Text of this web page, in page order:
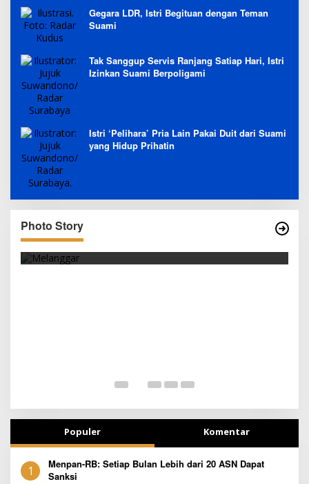
Gegara LDR, Istri Begituan dengan Teman
Suami
Tak Sanggup Servis Ranjang Satiap Hari, Istri
Izinkan Suami Berpoligami
Istri ‘Pelihara’ Pria Lain Pakai Duit dari Suami
yang Hidup Prihatin
Photo Story
Populer Komentar
1
Menpan-RB: Setiap Bulan Lebih dari 20 ASN Dapat
Sanksi